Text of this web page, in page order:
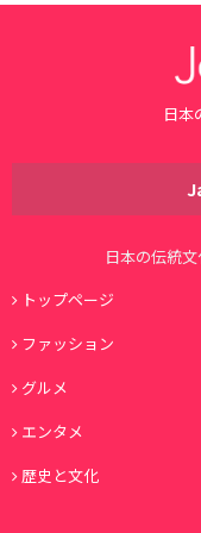
日本
日本の伝統
トップページ
ファッション
グルメ
エンタメ
歴史と文化